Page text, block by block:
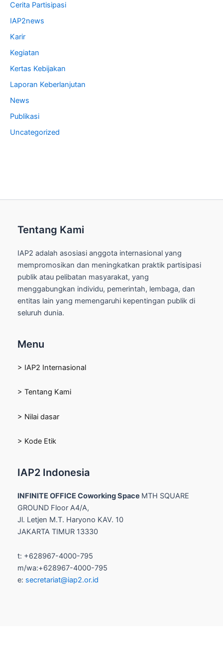
Cerita Partisipasi
IAP2news
Karir
Kegiatan
Kertas Kebijakan
Laporan Keberlanjutan
News
Publikasi
Uncategorized
Tentang Kami
IAP2 adalah asosiasi anggota internasional yang
mempromosikan dan meningkatkan praktik partisipasi
publik atau pelibatan masyarakat, yang
menggabungkan individu, pemerintah, lembaga, dan
entitas lain yang memengaruhi kepentingan publik di
seluruh dunia.
Menu
> IAP2 Internasional
> Tentang Kami
> Nilai dasar
> Kode Etik
IAP2 Indonesia
INFINITE OFFICE Coworking Space MTH SQUARE
GROUND Floor A4/A,
Jl. Letjen M.T. Haryono KAV. 10
JAKARTA TIMUR 13330
t: +628967-4000-795
m/wa:+628967-4000-795
e: secretariat@iap2.or.id